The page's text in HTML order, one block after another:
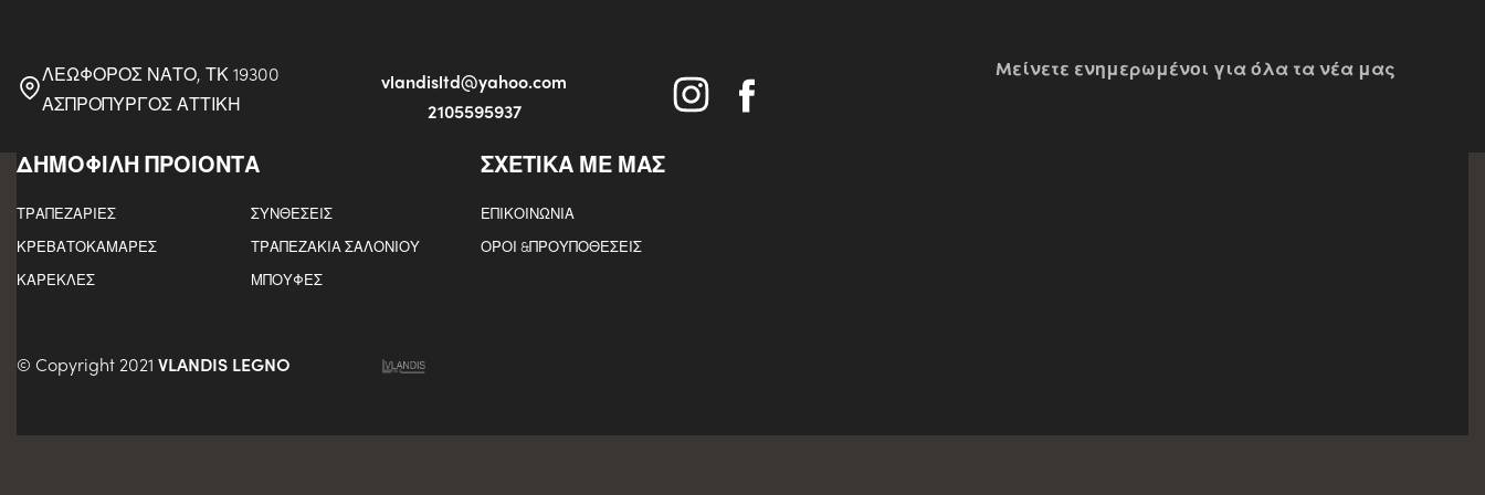
ΛΕΩΦΟΡΟΣ ΝΑΤΟ, ΤΚ 19300
ΑΣΠΡΟΠΥΡΓΟΣ ΑΤΤΙΚΗ
vlandisltd@yahoo.com
2105595937
Mείνετε ενημερωμένοι για όλα τα νέα μας
ΔΗΜΟΦΙΛΗ ΠΡΟΙΟΝΤΑ
ΤΡΑΠΕΖΑΡΙΕΣ
ΣΥΝΘΕΣΕΙΣ
ΚΡΕΒΑΤΟΚΑΜΑΡΕΣ
ΤΡΑΠΕΖΑΚΙΑ ΣΑΛΟΝΙΟΥ
ΚΑΡΕΚΛΕΣ
ΜΠΟΥΦΕΣ
ΣΧΕΤΙΚΑ ΜΕ ΜΑΣ
ΕΠΙΚΟΙΝΩΝΙΑ
ΟΡΟΙ &ΠΡΟΥΠΟΘΕΣΕΙΣ
© Copyright 2021 VLANDIS LEGNO